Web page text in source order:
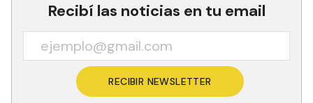
Recibí las noticias en tu email
RECIBIR NEWSLETTER